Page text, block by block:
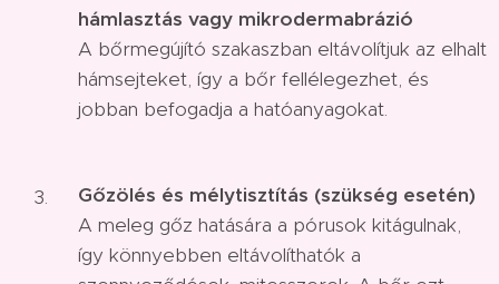
hámlasztás vagy mikrodermabrázió
A bőrmegújító szakaszban eltávolítjuk az elhalt
hámsejteket, így a bőr fellélegezhet, és
jobban befogadja a hatóanyagokat.
Gőzölés és mélytisztítás (szükség esetén)
A meleg gőz hatására a pórusok kitágulnak,
így könnyebben eltávolíthatók a